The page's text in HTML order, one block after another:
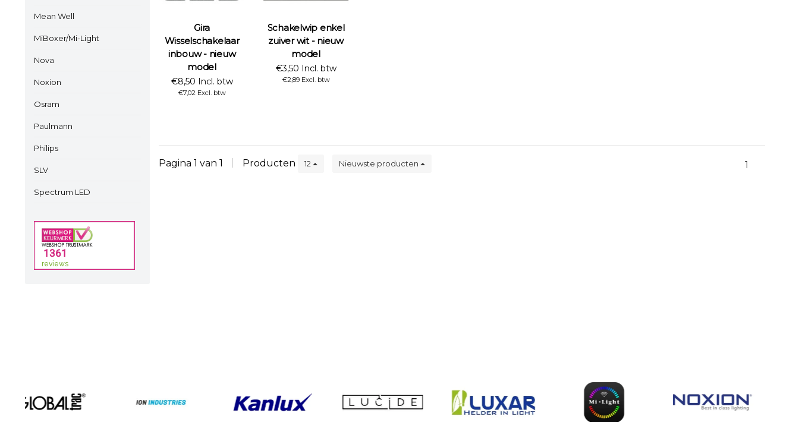
Mean Well
MiBoxer/Mi-Light
Nova
Noxion
Osram
Paulmann
Philips
SLV
Spectrum LED
Gira
Wisselschakelaar
inbouw - nieuw
model
€8,50 Incl. btw
€7,02 Excl. btw
Schakelwip enkel
zuiver wit - nieuw
model
€3,50 Incl. btw
€2,89 Excl. btw
Pagina 1 van 1 Producten 12 Nieuwste producten 1